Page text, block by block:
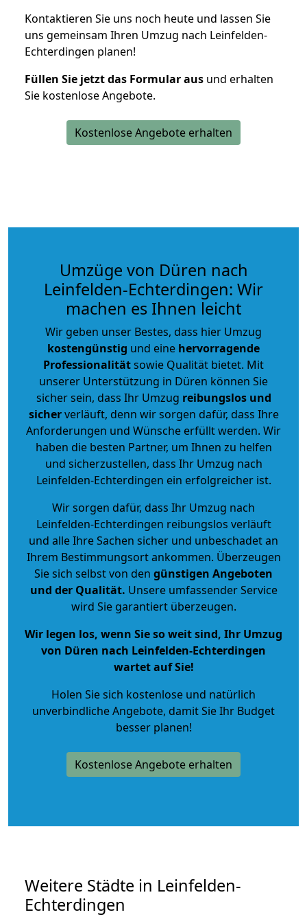
Kontaktieren Sie uns noch heute und lassen Sie
uns gemeinsam Ihren Umzug nach Leinfelden-
Echterdingen planen!
Füllen Sie jetzt das Formular aus und erhalten
Sie kostenlose Angebote.
Kostenlose Angebote erhalten
Umzüge von Düren nach
Leinfelden-Echterdingen: Wir
machen es Ihnen leicht
Wir geben unser Bestes, dass hier Umzug
kostengünstig und eine hervorragende
Professionalitätsowie Qualität bietet. Mit
unserer Unterstützung in Düren können Sie
sicher sein, dass Ihr Umzug reibungslos und
sicherverläuft, denn wir sorgen dafür, dass Ihre
Anforderungen und Wünsche erfüllt werden. Wir
haben die besten Partner, um Ihnen zu helfen
und sicherzustellen, dass Ihr Umzug nach
Leinfelden-Echterdingen ein erfolgreicher ist.
Wir sorgen dafür, dass Ihr Umzug nach
Leinfelden-Echterdingen reibungslos verläuft
und alle Ihre Sachen sicher und unbeschadet an
Ihrem Bestimmungsort ankommen. Überzeugen
Sie sich selbst von den günstigen Angeboten
und der Qualität. Unsere umfassender Service
wird Sie garantiert überzeugen.
Wir legen los, wenn Sie so weit sind, Ihr Umzug
von Düren nach Leinfelden-Echterdingen
wartet auf Sie!
Holen Sie sich kostenlose und natürlich
unverbindliche Angebote, damit Sie Ihr Budget
besser planen!
Kostenlose Angebote erhalten
Weitere Städte in Leinfelden-
Echterdingen